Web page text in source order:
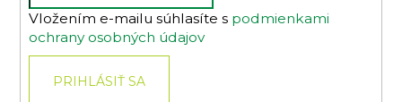
Vložením e-mailu súhlasíte s podmienkami
ochrany osobných údajov
PRIHLÁSIŤ SA